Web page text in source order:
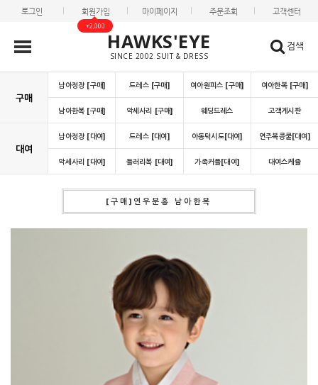
로그인 회원가입
+2,000
마이페이지 주문조회 고객센터
HAWKS'EYE
SINCE 2002 SUIT & DRESS
검색
구매
남아정장 [구매] 드레스 [구매] 여아원피스 [구매] 여아한복 [구매]
남아한복 [구매] 악세사리 [구매] 웨딩드레스 고객게시판
대여
남아정장 [대여] 드레스 [대여] 아동턱시도[대여] 연주복콩쿨[대여]
악세사리 [대여] 들러리복 [대여] 가족커플[대여] 대여스케쥴
[구매]연우분홍 남아한복